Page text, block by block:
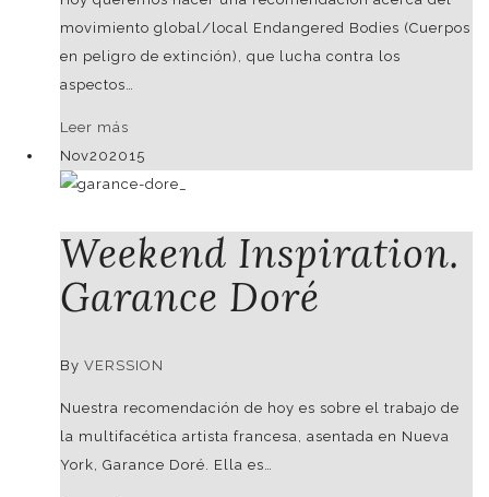
movimiento global/local Endangered Bodies (Cuerpos
en peligro de extinción), que lucha contra los
aspectos…
Leer más
Nov202015
Weekend Inspiration.
Garance Doré
By VERSSION
Nuestra recomendación de hoy es sobre el trabajo de
la multifacética artista francesa, asentada en Nueva
York, Garance Doré. Ella es…